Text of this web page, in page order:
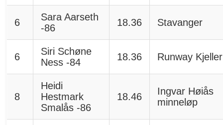
6
Sara Aarseth
-86
18.36 Stavanger
6
Siri Schøne
Ness -84
18.36 Runway Kjeller
8
Heidi
Hestmark
Smalås -86
18.46
Ingvar Høiås
minneløp